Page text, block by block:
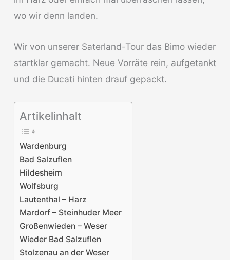
wo wir denn landen.
Wir von unserer Saterland-Tour das Bimo wieder
startklar gemacht. Neue Vorräte rein, aufgetankt
und die Ducati hinten drauf gepackt.
Artikelinhalt
Wardenburg
Bad Salzuflen
Hildesheim
Wolfsburg
Lautenthal – Harz
Mardorf – Steinhuder Meer
Großenwieden – Weser
Wieder Bad Salzuflen
Stolzenau an der Weser